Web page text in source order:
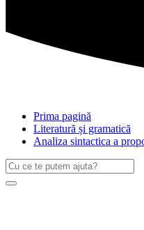
Prima pagină
Literatură și gramatică
Analiza sintactica a
Caută
după:
Search